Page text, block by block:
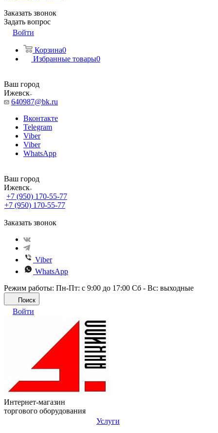
Заказать звонок
Задать вопрос
Войти
Корзина0
Избранные товары0
Ваш город
Ижевск
640987@bk.ru
Вконтакте
Telegram
Viber
Viber
WhatsApp
Ваш город
Ижевск
+7 (950) 170-55-77
+7 (950) 170-55-77
Заказать звонок
Viber
WhatsApp
Режим работы: Пн-Пт: с 9:00 до 17:00 Сб - Вс: выходные
Поиск
Войти
Интернет-магазин
торгового оборудования
Услуги